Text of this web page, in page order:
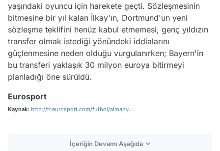
yaşındaki oyuncu için harekete geçti. Sözleşmesinin
bitmesine bir yıl kalan İlkay'ın, Dortmund'un yeni
sözleşme teklifini henüz kabul etmemesi, genç yıldızın
transfer olmak istediği yönündeki iddialarını
güçlenmesine neden olduğu vurgulanırken; Bayern'in
bu transferi yaklaşık 30 milyon euroya bitirmeyi
planladığı öne sürüldü.
Eurosport
Kaynak: http://tr.eurosport.com/futbol/almany...
İçeriğin Devamı Aşağıda